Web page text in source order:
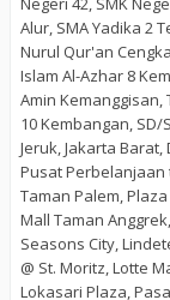
Alur, SMA Yadika 2
Nurul Qur'an
Islam Al-Azhar 8
Amin Kemanggisan,
10 Kembangan, SD/
Jeruk, Jakarta
Pusat Perbelanjaan
Taman Palem,
Mall Taman
Seasons City,
@ St. Moritz, Lotte
Lokasari Plaza,